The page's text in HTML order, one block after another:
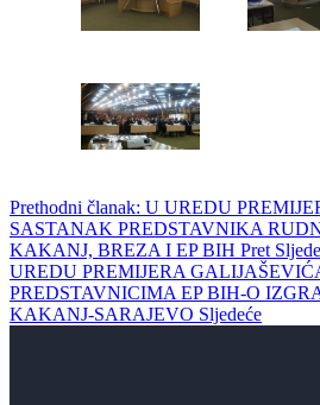
Prethodni članak: U UREDU
SASTANAK PREDSTAVNIKA
KAKANJ, BREZA I EP BIH Pret
UREDU PREMIJERA
PREDSTAVNICIMA EP BIH-O
KAKANJ-SARAJEVO Sljedeće